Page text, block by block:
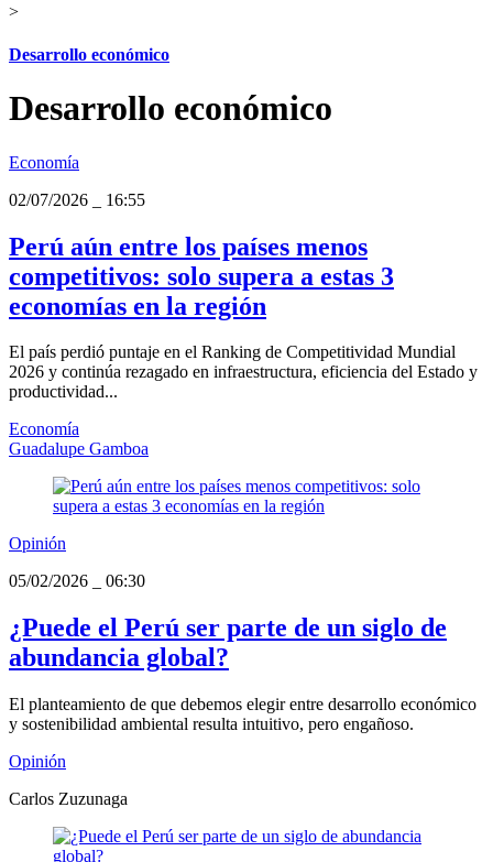
>
Desarrollo económico
Desarrollo económico
Economía
02/07/2026
16:55
Perú aún entre los países menos
competitivos: solo supera a estas 3
economías en la región
El país perdió puntaje en el Ranking de Competitividad Mundial
2026 y continúa rezagado en infraestructura, eficiencia del Estado y
productividad...
Economía
Guadalupe Gamboa
Opinión
05/02/2026
06:30
¿Puede el Perú ser parte de un siglo de
abundancia global?
El planteamiento de que debemos elegir entre desarrollo económico
y sostenibilidad ambiental resulta intuitivo, pero engañoso.
Opinión
Carlos Zuzunaga